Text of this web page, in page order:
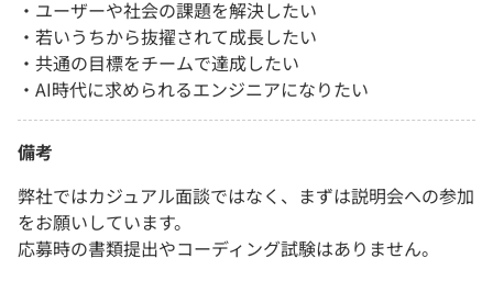
・ユーザーや社会の課題を解決したい
・若いうちから抜擢されて成長したい
・共通の目標をチームで達成したい
・AI時代に求められるエンジニアになりたい
備考
弊社ではカジュアル面談ではなく、まずは説明会への参加
をお願いしています。
応募時の書類提出やコーディング試験はありません。